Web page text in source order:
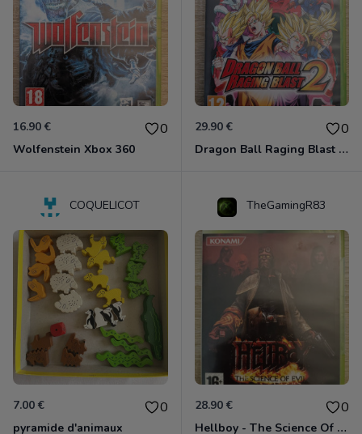
16.90 € 0
Wolfenstein Xbox 360
29.90 € 0
Dragon Ball Raging Blast 2 Xbox 360
COQUELICOT
7.00 € 0
pyramide d'animaux
TheGamingR83
28.90 € 0
Hellboy - The Science Of Evil Xbox 360